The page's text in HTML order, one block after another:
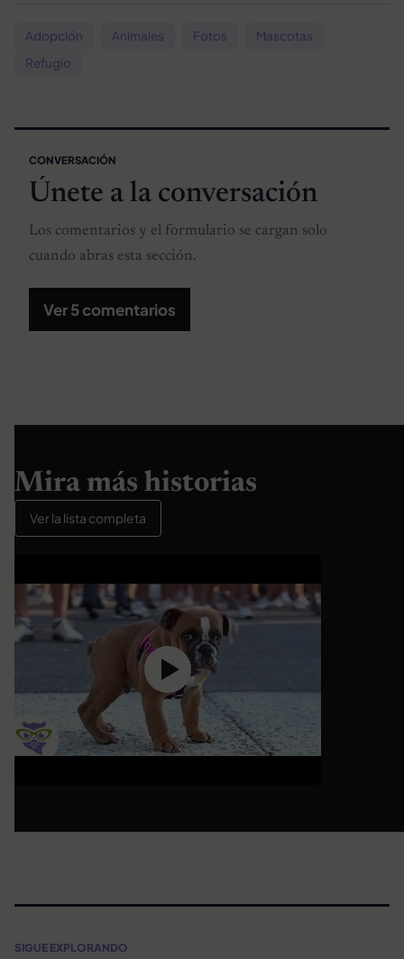
Adopción Animales Fotos
Mascotas
Refugio
CONVERSACIÓN
Únete a la conversación
Los comentarios y el formulario se cargan solo
cuando abras esta sección.
Ver 5 comentarios
Mira más historias
Ver la lista completa
SIGUE EXPLORANDO